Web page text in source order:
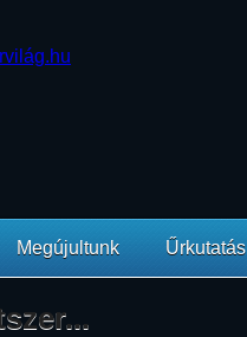
Megújultunk